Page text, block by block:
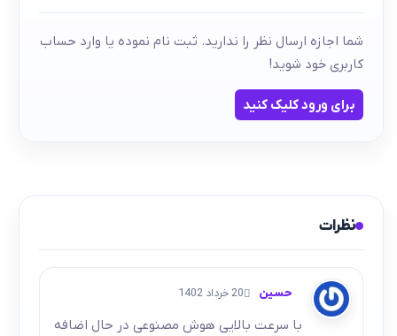
شما اجازه ارسال نظر را ندارید. ثبت نام نموده یا وارد حساب
کاربری خود شوید!
برای ورود کلیک کنید
نظرات
حسین 20 خرداد 1402
با سرعت بالایی هوش مصنوعی در حال اضافه